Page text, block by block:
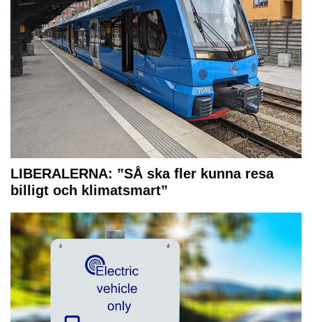
LIBERALERNA: ”SÅ ska fler kunna resa
billigt och klimatsmart”